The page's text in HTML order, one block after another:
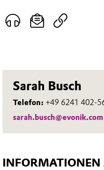
Sarah Busch
Telefon: +49 6241 402-
sarah.busch@evonik.com